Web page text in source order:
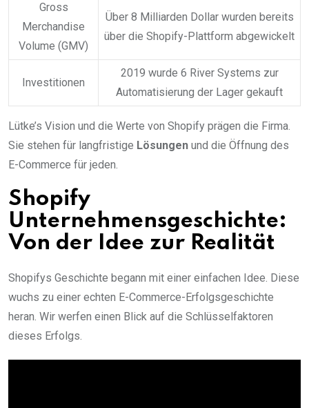
Gross
Merchandise
Volume (GMV)
Über 8 Milliarden Dollar wurden bereits
über die Shopify-Plattform abgewickelt
Investitionen
2019 wurde 6 River Systems zur
Automatisierung der Lager gekauft
Lütke’s Vision und die Werte von Shopify prägen die Firma.
Sie stehen für langfristige Lösungen und die Öffnung des
E-Commerce für jeden.
Shopify
Unternehmensgeschichte:
Von der Idee zur Realität
Shopifys Geschichte begann mit einer einfachen Idee. Diese
wuchs zu einer echten E-Commerce-Erfolgsgeschichte
heran. Wir werfen einen Blick auf die Schlüsselfaktoren
dieses Erfolgs.